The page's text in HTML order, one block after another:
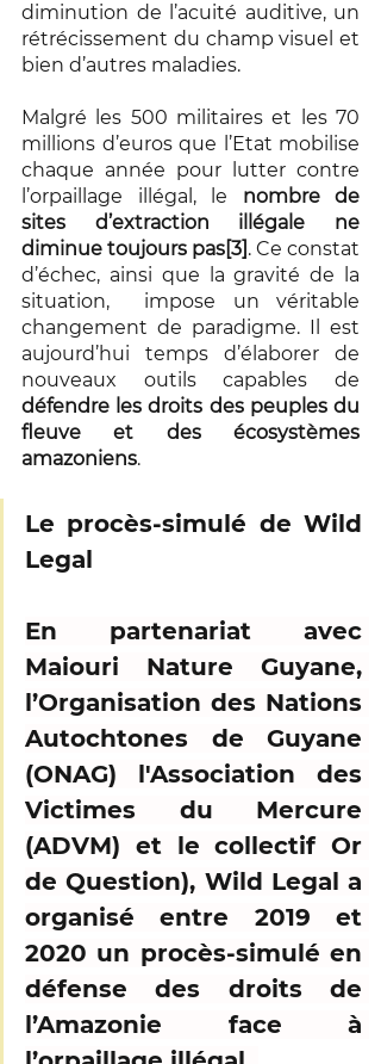
diminution de l’acuité auditive, un
rétrécissement du champ visuel et
bien d’autres maladies.
Malgré les 500 militaires et les 70
millions d’euros que l’Etat mobilise
chaque année pour lutter contre
l’orpaillage illégal, le nombre de
sites d’extraction illégale ne
diminue toujours pas[3]. Ce constat
d’échec, ainsi que la gravité de la
situation,  impose un véritable
changement de paradigme. Il est
aujourd’hui temps d’élaborer de
défendre les droits des peuples du
fleuve et des écosystèmes
amazoniens.
Le procès-simulé de Wild
Legal
En partenariat avec
Maiouri Nature Guyane,
l’Organisation des Nations
Autochtones de Guyane
(ONAG) l'Association des
Victimes du Mercure
(ADVM) et le collectif Or
de Question), Wild Legal a
organisé entre 2019 et
2020 un procès-simulé en
défense des droits de
l’Amazonie face à